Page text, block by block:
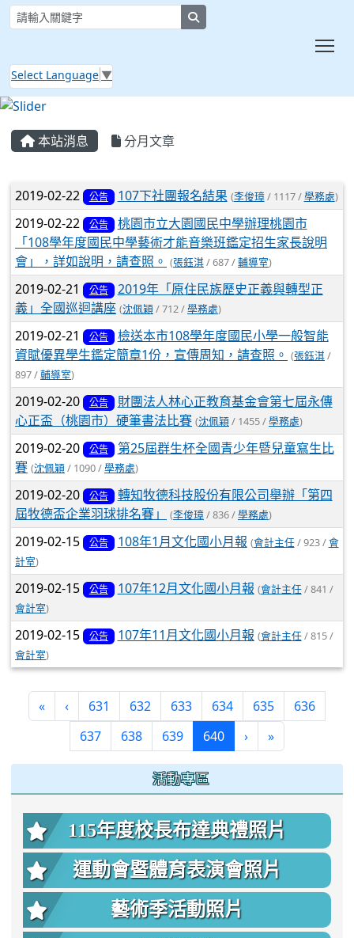
Select Language ▼
本站消息 分月文章
文章列表
2019-02-22 公告 107下社團報名結果 (李俊璋/ 1117 /學務處)
2019-02-22 公告
桃園市立大園國民中學辦理桃園市
「108學年度國民中學藝術才能音樂班鑑定招生家長說明
會」，詳如說明，請查照。 (張鈺淇/ 687 /輔導室)
2019-02-21 公告
2019年「原住民族歷史正義與轉型正
義」全國巡迴講座 (沈佩穎/ 712 /學務處)
2019-02-21 公告
檢送本市108學年度國民小學一般智能
資賦優異學生鑑定簡章1份，宣傳周知，請查照。 (張鈺淇/
897 /輔導室)
2019-02-20 公告
財團法人林心正教育基金會第七屆永傳
心正盃（桃園市）硬筆書法比賽 (沈佩穎/ 1455 /學務處)
2019-02-20 公告
第25屆群生杯全國青少年暨兒童寫生比
賽 (沈佩穎/ 1090 /學務處)
2019-02-20 公告
轉知牧德科技股份有限公司舉辦「第四
屆牧德盃企業羽球排名賽」
(李俊璋/ 836 /學務處)
2019-02-15 公告 108年1月文化國小月報 (會計主任/ 923 /會
計室)
2019-02-15 公告 107年12月文化國小月報 (會計主任/ 841 /
會計室)
2019-02-15 公告 107年11月文化國小月報 (會計主任/ 815 /
會計室)
« ‹ 631 632 633 634 635
636
637
638 639 640(current)
› »
活動專區
115年度校長布達典禮照片
運動會暨體育表演會照片
藝術季活動照片